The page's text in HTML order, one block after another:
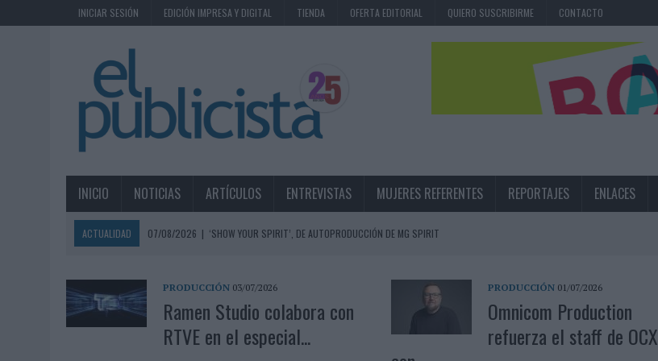
INICIAR SESIÓN EDICIÓN IMPRESA Y DIGITAL TIENDA OFERTA EDITORIAL QUIERO SUSCRIBIRME CONTACTO
INICIO NOTICIAS ARTÍCULOS ENTREVISTAS MUJERES REFERENTES REPORTAJES ENLACES
ACTUALIDAD 07/08/2026 | ‘SHOW YOUR SPIRIT’, DE AUTOPRODUCCIÓN DE MG SPIRIT
MAHOU REIVINDICA EL RITUAL DE LA CAÑA EN EL DÍA INTERNACIONAL DE LA CERVEZA
07/08/2026 | MG SPIRIT RELANZA SU MARCA CON UNA ESTRATEGIA 360º CENTRADA EN EL ORIGEN BARCELONÉS
PATRÓN CONVIERTE EL NUEVO SINGLE DE ARÓN PIPER EN UNA EXPERIENCIA DE MARCA EN IBIZA
PRODUCCIÓN 03/07/2026
Ramen Studio colabora con
RTVE en el especial...
PRODUCCIÓN 01/07/2026
Omnicom Production
refuerza el staff de OCX